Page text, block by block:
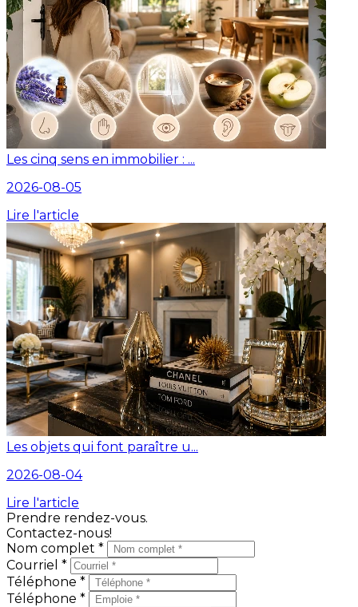
Les cinq sens en immobilier : ...
2026-08-05
Lire l'article
Les objets qui font paraître u...
2026-08-04
Lire l'article
Prendre rendez-vous.
Contactez-nous!
Nom complet *
Courriel *
Téléphone *
Téléphone *